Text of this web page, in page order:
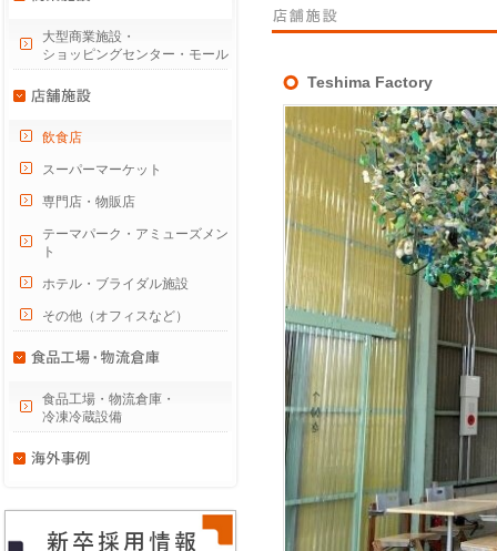
Teshima Factory
大型商業施設・
ショッピングセンター・モール
飲食店
スーパーマーケット
専門店・物販店
テーマパーク・アミューズメン
ト
ホテル・ブライダル施設
その他（オフィスなど）
食品工場・物流倉庫・
冷凍冷蔵設備